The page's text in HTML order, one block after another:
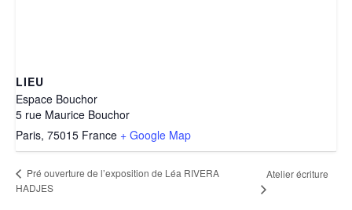
LIEU
Espace Bouchor
5 rue Maurice Bouchor
Paris, 75015 France + Google Map
Pré ouverture de l’exposition de Léa RIVERA
HADJES
Atelier écriture